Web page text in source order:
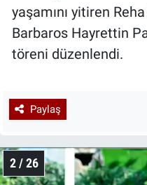
yaşamını yitiren
Barbaros Hayrettin
töreni düzenlendi.
Paylaş
2 / 26